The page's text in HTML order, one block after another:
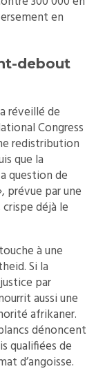
en
debout
réveillé de
Congress
redistribution
que la
question de
prévue par une
déjà le
à une
Si la
par
aussi une
afrikaner.
dénoncent
qualifiées de
d’angoisse.